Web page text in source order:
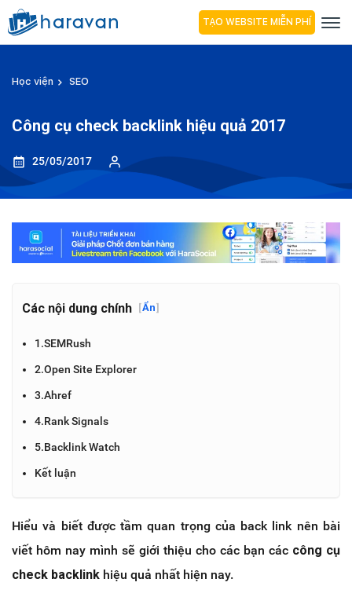
TẠO WEBSITE MIỄN PHÍ
Học viện SEO
Công cụ check backlink hiệu quả 2017
25/05/2017
Các nội dung chính [Ẩn]
1.SEMRush
2.Open Site Explorer
3.Ahref
4.Rank Signals
5.Backlink Watch
Kết luận
Hiểu và biết được tầm quan trọng của back link nên bài
viết hôm nay mình sẽ giới thiệu cho các bạn các công cụ
check backlink hiệu quả nhất hiện nay.